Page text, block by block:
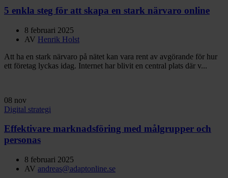
5 enkla steg för att skapa en stark närvaro online
8 februari 2025
AV Henrik Holst
Att ha en stark närvaro på nätet kan vara rent av avgörande för hur
ett företag lyckas idag. Internet har blivit en central plats där v...
08 nov
Digital strategi
Effektivare marknadsföring med målgrupper och
personas
8 februari 2025
AV andreas@adaptonline.se